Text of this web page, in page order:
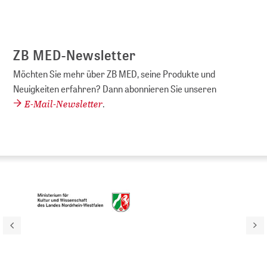
ZB MED-Newsletter
Möchten Sie mehr über ZB MED, seine Produkte und
Neuigkeiten erfahren? Dann abonnieren Sie unseren
E-Mail-Newsletter.